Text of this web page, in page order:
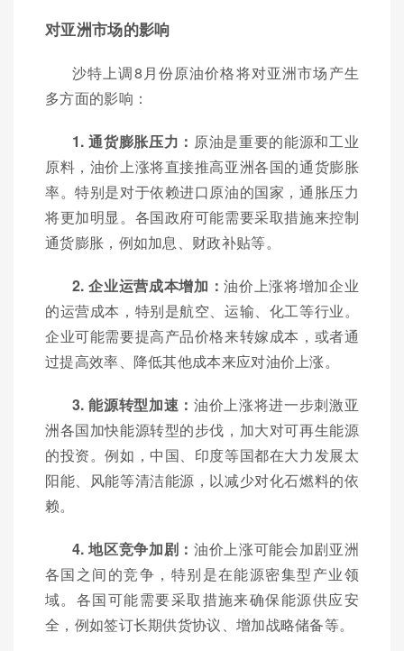
对亚洲市场的影响
沙特上调8月份原油价格将对亚洲市场产生
多方面的影响：
1. 通货膨胀压力： 原油是重要的能源和工业
原料，油价上涨将直接推高亚洲各国的通货膨胀
率。特别是对于依赖进口原油的国家，通胀压力
将更加明显。各国政府可能需要采取措施来控制
通货膨胀，例如加息、财政补贴等。
2. 企业运营成本增加：油价上涨将增加企业
的运营成本，特别是航空、运输、化工等行业。
企业可能需要提高产品价格来转嫁成本，或者通
过提高效率、降低其他成本来应对油价上涨。
3. 能源转型加速： 油价上涨将进一步刺激亚
洲各国加快能源转型的步伐，加大对可再生能源
的投资。例如，中国、印度等国都在大力发展太
阳能、风能等清洁能源，以减少对化石燃料的依
赖。
4. 地区竞争加剧： 油价上涨可能会加剧亚洲
各国之间的竞争，特别是在能源密集型产业领
域。各国可能需要采取措施来确保能源供应安
全，例如签订长期供货协议、增加战略储备等。